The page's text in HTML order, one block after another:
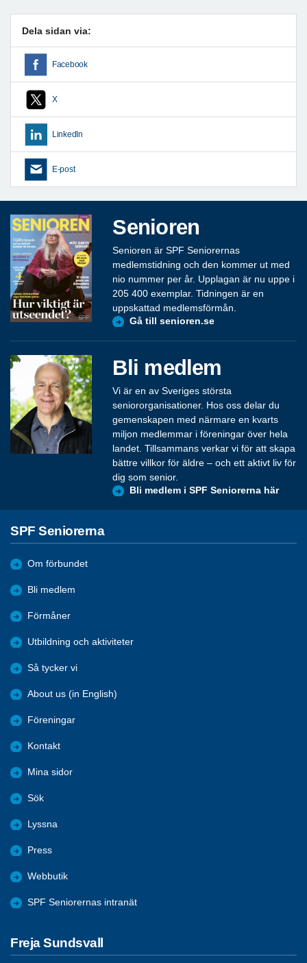
Dela sidan via:
Facebook
X
LinkedIn
E-post
Senioren
Senioren är SPF Seniorernas
medlemstidning och den kommer ut med
nio nummer per år. Upplagan är nu uppe i
205 400 exemplar. Tidningen är en
uppskattad medlemsförmån.
Gå till senioren.se
Bli medlem
Vi är en av Sveriges största
seniororganisationer. Hos oss delar du
gemenskapen med närmare en kvarts
miljon medlemmar i föreningar över hela
landet. Tillsammans verkar vi för att skapa
bättre villkor för äldre – och ett aktivt liv för
dig som senior.
Bli medlem i SPF Seniorerna här
SPF Seniorerna
Om förbundet
Bli medlem
Förmåner
Utbildning och aktiviteter
Så tycker vi
About us (in English)
Föreningar
Kontakt
Mina sidor
Sök
Lyssna
Press
Webbutik
SPF Seniorernas intranät
Freja Sundsvall